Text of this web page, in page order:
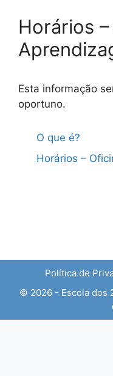
Horários
Esta informação
oportuno.
O que é?
Horários –
Política de
© 2026 - Escola dos